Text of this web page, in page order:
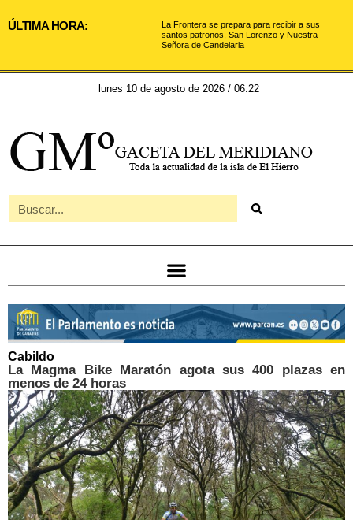
ÚLTIMA HORA:
La Frontera se prepara para recibir a sus
santos patronos, San Lorenzo y Nuestra
Señora de Candelaria
lunes 10 de agosto de 2026 / 06:22
Cabildo
La Magma Bike Maratón agota sus 400 plazas en
menos de 24 horas